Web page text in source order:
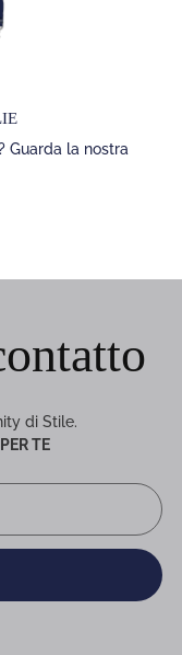
Guarda la nostra
di Stile.
TE